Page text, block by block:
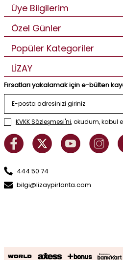
Üye Bilgilerim
Özel Günler
Popüler Kategoriler
LİZAY
Fırsatları yakalamak için e-bülten
KVKK Sözleşmesi'ni, okudum, kabul
444 50 74
bilgi@lizaypirlanta.com